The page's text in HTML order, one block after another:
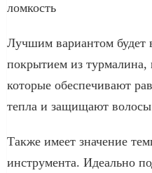
ломкость
Лучшим вариантом будет
покрытием из турмалина,
которые обеспечивают
тепла и защищают
Также имеет значение
инструмента. Идеально